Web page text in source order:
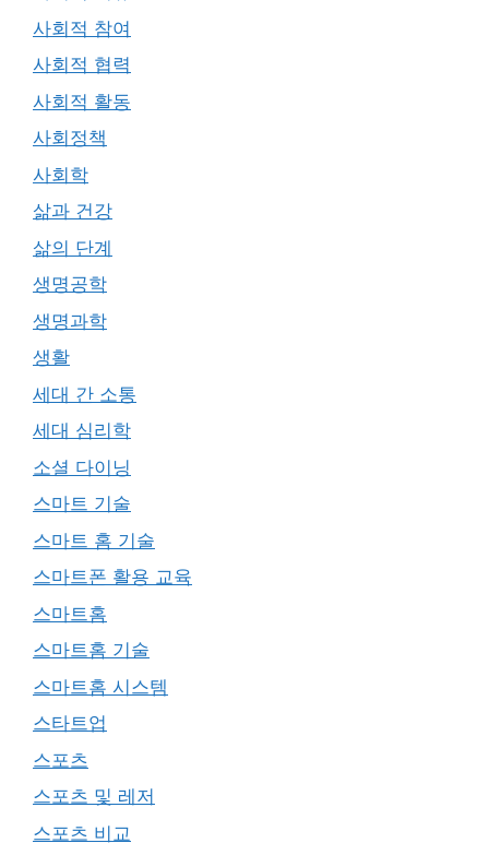
사회적 참여
사회적 협력
사회적 활동
사회정책
사회학
삶과 건강
삶의 단계
생명공학
생명과학
생활
세대 간 소통
세대 심리학
소셜 다이닝
스마트 기술
스마트 홈 기술
스마트폰 활용 교육
스마트홈
스마트홈 기술
스마트홈 시스템
스타트업
스포츠
스포츠 및 레저
스포츠 비교